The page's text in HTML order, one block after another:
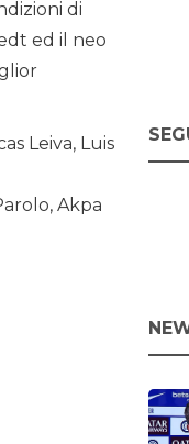
di
ed il neo
Leiva, Luis
Akpa